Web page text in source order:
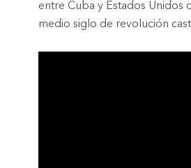
entre Cuba y Estados Unidos
medio siglo de revolución